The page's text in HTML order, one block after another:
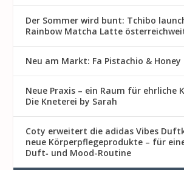
Der Sommer wird bunt: Tchibo
Rainbow Matcha Latte
Neu am Markt: Fa Pistachio & Honey
Neue Praxis – ein Raum für ehrliche
Die Kneterei by Sarah
Coty erweitert die adidas Vibes
neue Körperpflegeprodukte – für
Duft‑ und Mood-Routine